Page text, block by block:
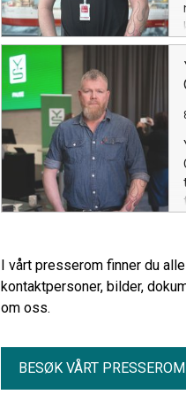
I vårt presserom finner du
kontaktpersoner, bilder,
om oss.
BESØK VÅRT PRESSEROM